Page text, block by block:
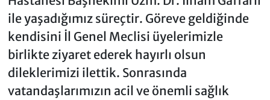
ile yaşadığımız süreçtir. Göreve geldiğinde
kendisini İl Genel Meclisi üyelerimizle
birlikte ziyaret ederek hayırlı olsun
dileklerimizi ilettik. Sonrasında
vatandaşlarımızın acil ve önemli sağlık